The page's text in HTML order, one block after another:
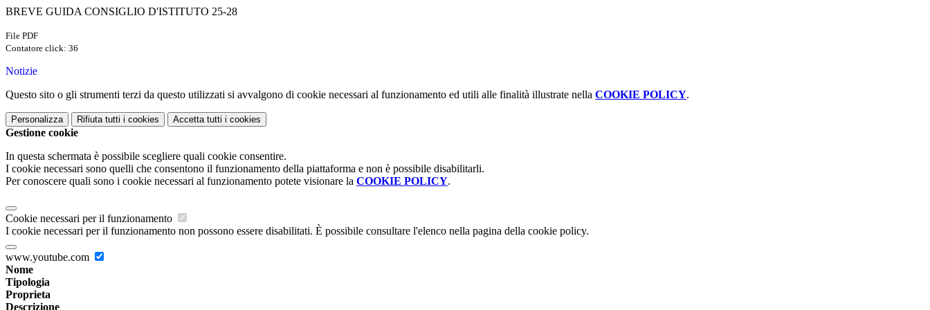
BREVE GUIDA CONSIGLIO D'ISTITUTO 25-28
File PDF
Contatore click: 36
Notizie
Questo sito o gli strumenti terzi da questo utilizzati si avvalgono di cookie necessari al funzionamento ed utili alle finalità illustrate nella COOKIE POLICY.
Personalizza Rifiuta tutti i cookies Accetta tutti i cookies
Gestione cookie
In questa schermata è possibile scegliere quali cookie consentire.
I cookie necessari sono quelli che consentono il funzionamento della piattaforma e non è possibile disabilitarli.
Per conoscere quali sono i cookie necessari al funzionamento potete visionare la COOKIE POLICY.
Cookie necessari per il funzionamento
I cookie necessari per il funzionamento non possono essere disabilitati. È possibile consultare l'elenco nella pagina della cookie policy.
www.youtube.com
Nome
Tipologia
Proprieta
Descrizione